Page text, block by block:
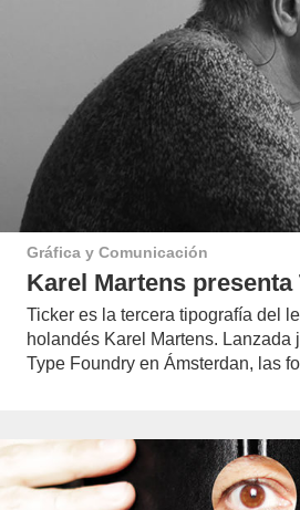
Gráfica y Comunicación
Karel Martens presenta
Ticker es la tercera tipografía del
holandés Karel Martens. Lanzada
Type Foundry en Ámsterdan, las